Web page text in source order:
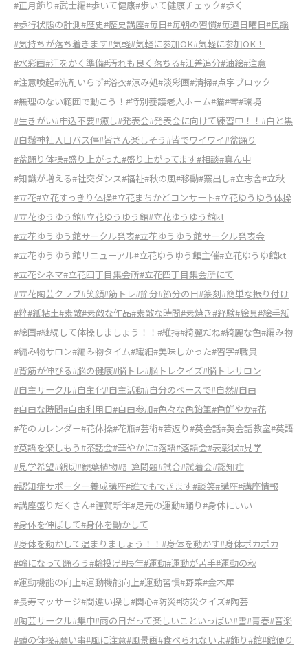
#正月飾り#武士編#歩いて健康#歩いて健康チェック#歩く
#歩行状態の計測#歴史#歴史講座#毎日#毎朝の習慣#毎週日曜日#民謡
#気持ちが落ち着きます#気軽#気軽に参加OK#気軽に参加OK！
#水彩画#汗をかく準備#汚れも良く落ちる#江差追分#油絵#注意
#注意喚起#洗剤いらず#浴衣#涼み処#淡彩画#清掃#点字ブロック
#無理のない範囲で動こう！ #特別養護老人ホーム#猫#琴#環境
#生きがい#申込不要#癒し#発表会#発表会に向けて練習中！！ #白と黒
#白鬚神社入口バス停#皆さん楽しそう#皆でワイワイ#盆踊り
#盆踊り体操#盛り上がった#盛り上がってます#相談#真ん中
#知識が増える#社交ダンス#福祉#秋の風#移動#窯出し#立志舎#立秋
#立花#立花すっきり体操#立花まちかどコンサート#立花ゆうゆう体操
#立花ゆうゆう館#立花ゆうゆう館#立花ゆうゆう館kt
#立花ゆうゆう館サークル発表#立花ゆうゆう館サークル発表会
#立花ゆうゆう館リニューアル#立花ゆうゆう館主催#立花ゆうゆ館kt
#立花シネマ#立花四丁目集会所#立花四丁目集会所にて
#立花陶芸クラブ#笑顔#筋トレ#節分#節分の日#篆刻#簡単な振り付け
#粋#紙粘土#素敵#素敵な作品#素敵な時間#素焼き#経験#絵具#絵手紙
#絵画#継続して体操しましょう！！ #維持#綺麗だね#綺麗な色#編み物
#編み物サロン#編み物タイム#繊細#美味しかった#習字#職員
#背筋が伸びる#脳の健康#脳トレ#脳トレクイズ#脳トレサロン
#自主サークル#自主化#自主活動#自分のペースで#自然#自由
#自由な時間#自由利用日#自由参加#色々な色鉛筆#色鮮やか#花
#花のカレンダー#花体操#花瓶#芸術#若返り#英会話#英会話教室#英語
#英語を楽しもう#茶話会#華やかに#落語#落語会#表彰状#見学
#見学希望#親切#観葉植物#計算問題#試合#試着会#認知症
#認知症サポーター養成講座#誰でもできます#談笑#講座#講座情報
#講座盛りだくさん#謹賀新年#足元の運動#踊り#身体にいい
#身体を伸ばして#身体を動かして
#身体を動かして温まりましょう！！ #身体を動かす#身体ポカポカ
#輪になって踊ろう#輪投げ#辰年#運動#運動が苦手#運動の秋
#運動機能の向上#運動機能向上#運動習慣#野菜#金木犀
#長寿マッサージ#間違い探し#関心#防災#防災クイズ#陶芸
#陶芸サークル#集中#雨の日だって楽しいこといっぱい#雪#青春#音楽
#頭の体操#願い事#風に注意#風景画#食べられないよ#飾り#館#館便り